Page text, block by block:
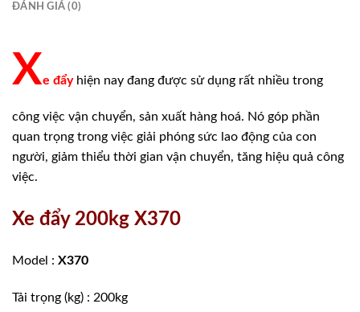
ĐÁNH GIÁ (0)
Xe đẩy hiện nay đang được sử dụng rất nhiều trong
công việc vận chuyển, sản xuất hàng hoá. Nó góp phần
quan trọng trong việc giải phóng sức lao động của con
người, giảm thiểu thời gian vận chuyển, tăng hiệu quả công
việc.
Xe đẩy 200kg X370
Model : X370
Tải trọng (kg) : 200kg